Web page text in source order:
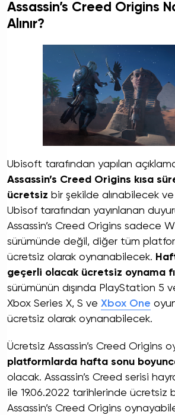
Assassin’s Creed Origins
Alınır?
Ubisoft tarafından yapılan
Assassin’s Creed Origins kısa
ücretsiz bir şekilde alınabilecek
Ubisof tarafından yayınlanan
Assassin’s Creed Origins sadece
sürümünde değil, diğer tüm
ücretsiz olarak oynanabilecek.
geçerli olacak ücretsiz oynama
sürümünün dışında PlayStation 5
Xbox Series X, S ve Xbox One
ücretsiz olarak oynanabilecek.
Ücretsiz Assassin’s Creed Origins
platformlarda hafta sonu
olacak. Assassin’s Creed serisi
ile 19.06.2022 tarihlerinde ücretsiz
Assassin’s Creed Origins